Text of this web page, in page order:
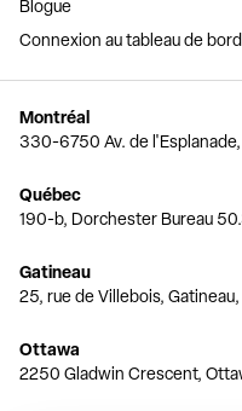
Blogue
Connexion au tableau de bord
Montréal
330-6750 Av. de
Québec
190-b, Dorchester Bureau
Gatineau
25, rue de Villebois,
Ottawa
2250 Gladwin Crescent,